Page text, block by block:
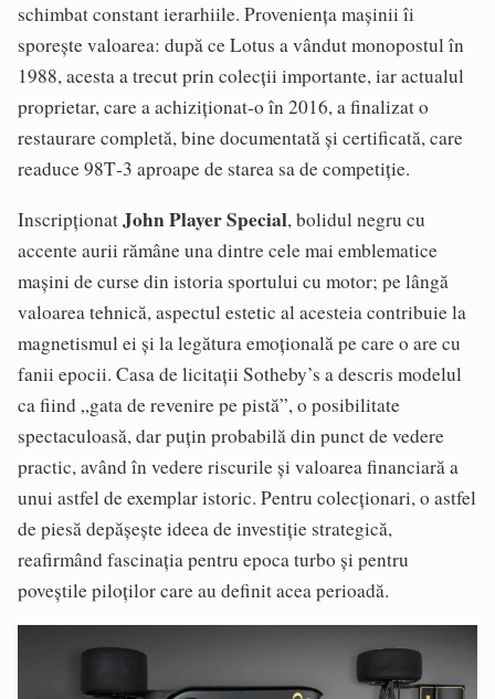
schimbat constant ierarhiile. Proveniența mașinii îi
sporește valoarea: după ce Lotus a vândut monopostul în
1988, acesta a trecut prin colecții importante, iar actualul
proprietar, care a achiziționat‑o în 2016, a finalizat o
restaurare completă, bine documentată și certificată, care
readuce 98T‑3 aproape de starea sa de competiție.
InscripționatJohn Player Special, bolidul negru cu
accente aurii rămâne una dintre cele mai emblematice
mașini de curse din istoria sportului cu motor; pe lângă
valoarea tehnică, aspectul estetic al acesteia contribuie la
magnetismul ei și la legătura emoțională pe care o are cu
fanii epocii. Casa de licitații Sotheby’s a descris modelul
ca fiind „gata de revenire pe pistă”, o posibilitate
spectaculoasă, dar puțin probabilă din punct de vedere
practic, având în vedere riscurile și valoarea financiară a
unui astfel de exemplar istoric. Pentru colecționari, o astfel
de piesă depășește ideea de investiție strategică,
reafirmând fascinația pentru epoca turbo și pentru
poveștile piloților care au definit acea perioadă.